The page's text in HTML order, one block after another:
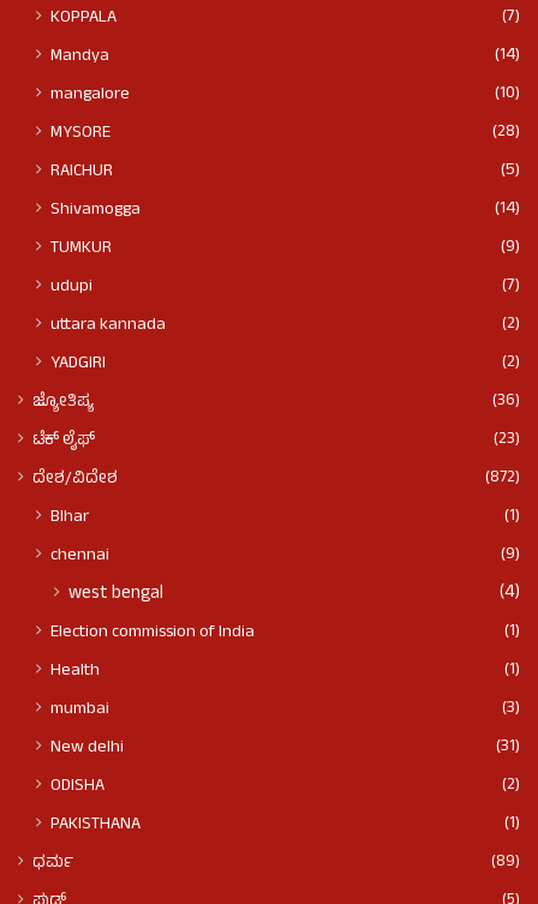
KOPPALA
(7)
Mandya
(14)
mangalore
(10)
MYSORE
(28)
RAICHUR
(5)
Shivamogga
(14)
TUMKUR
(9)
udupi
(7)
uttara kannada
(2)
YADGIRI
(2)
ಜ್ಯೋತಿಷ್ಯ
(36)
ಟೆಕ್ ಲೈಫ್
(23)
ದೇಶ/ವಿದೇಶ
(872)
BIhar
(1)
chennai
(9)
west bengal (4)
Election commission of India
(1)
Health
(1)
mumbai
(3)
New delhi
(31)
ODISHA
(2)
PAKISTHANA
(1)
ಧರ್ಮ
(89)